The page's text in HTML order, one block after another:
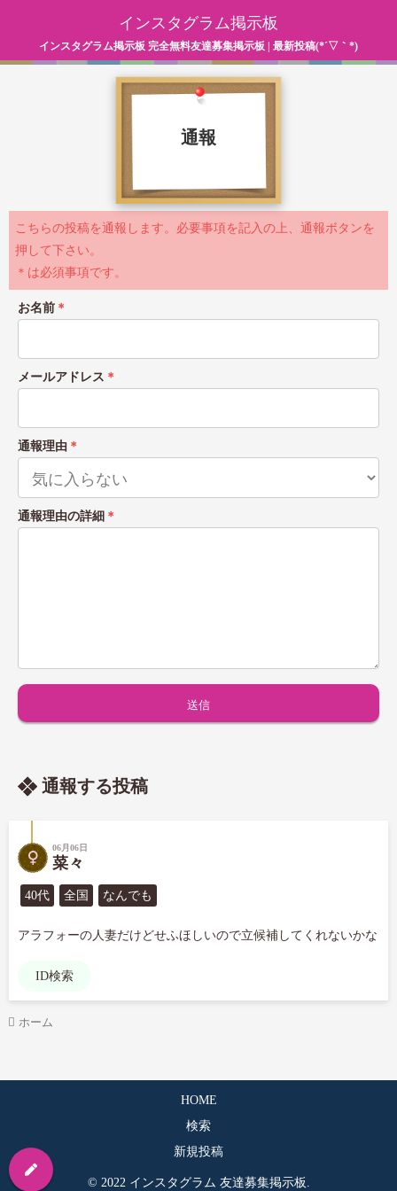
インスタグラム掲示板
インスタグラム掲示板 完全無料友達募集掲示板 | 最新投稿(*´▽｀*)
通報
こちらの投稿を通報します。必要事項を記入の上、通報ボタンを
押して下さい。
＊は必須事項です。
お名前 ＊
メールアドレス ＊
通報理由 ＊
通報理由の詳細 ＊
通報する投稿
06月06日
菜々
40代 全国 なんでも
ID検索
ホーム
HOME
検索
新規投稿
© 2022 インスタグラム 友達募集掲示板.